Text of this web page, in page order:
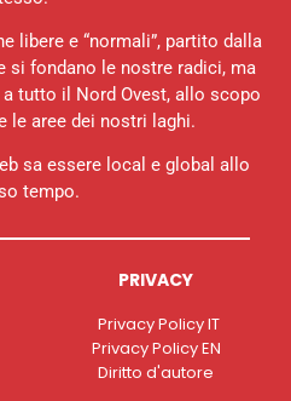
libere e “normali”, partito dalla
si fondano le nostre radici, ma
tutto il Nord Ovest, allo scopo
le aree dei nostri laghi.
sa essere local e global allo
tempo.
PRIVACY
Privacy Policy IT
Privacy Policy EN
Diritto d'autore